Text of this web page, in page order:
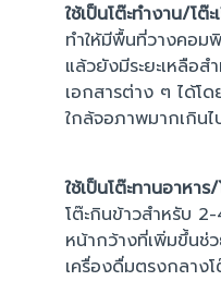
ใช้เป็นโต๊ะทำงาน/โต๊ะ
ทำให้มีพื้นที่วางคอม
แล้วยังมีระยะเหลือ
เอกสารต่าง ๆ ได้โ
ใกล้จอภาพมากเกินไ
ใช้เป็นโต๊ะทานอาหาร
โต๊ะกินข้าวสำหรับ
หน้ากว้างที่เพิ่มขึ้นช่
เครื่องดื่มตรงกลาง